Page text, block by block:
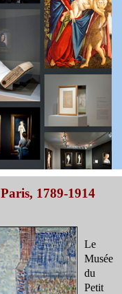
1789-1914
Le
Musée
du
Petit